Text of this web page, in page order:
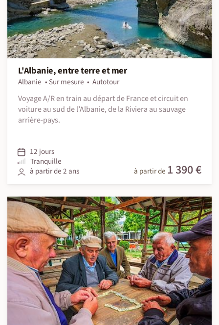
L'Albanie, entre terre et mer
Albanie Sur mesure
Autotour
Voyage A/R en train au départ de France et circuit en
voiture au sud de l’Albanie, de la Riviera au sauvage
arrière-pays.
12 jours
Tranquille
à partir de 2 ans
à partir de 1 390 €